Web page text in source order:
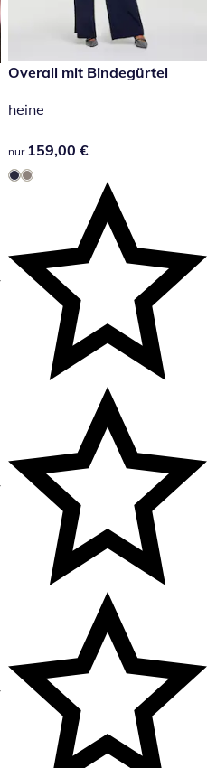
159,00 €
Overall mit Bindegürtel
heine
159,00 €
nur 159,00 €